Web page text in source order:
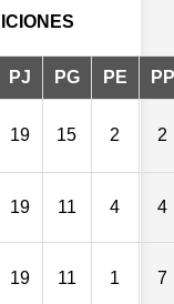
PJ PG PE PP
19 15 2 2
19 11 4 4
19 11 1 7